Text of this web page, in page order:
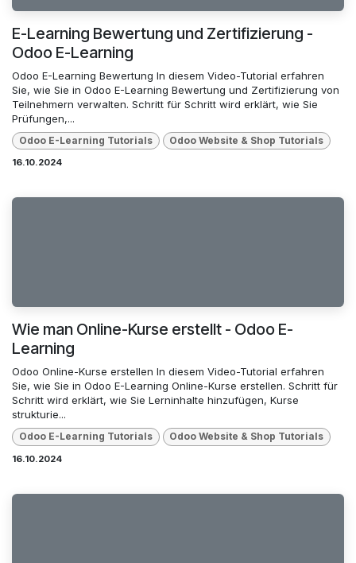
E-Learning Bewertung und Zertifizierung -
Odoo E-Learning
Odoo E-Learning Bewertung In diesem Video-Tutorial erfahren
Sie, wie Sie in Odoo E-Learning Bewertung und Zertifizierung von
Teilnehmern verwalten. Schritt für Schritt wird erklärt, wie Sie
Prüfungen,...
Odoo E-Learning Tutorials Odoo Website & Shop Tutorials
16.10.2024
Wie man Online-Kurse erstellt - Odoo E-
Learning
Odoo Online-Kurse erstellen In diesem Video-Tutorial erfahren
Sie, wie Sie in Odoo E-Learning Online-Kurse erstellen. Schritt für
Schritt wird erklärt, wie Sie Lerninhalte hinzufügen, Kurse
strukturie...
Odoo E-Learning Tutorials Odoo Website & Shop Tutorials
16.10.2024